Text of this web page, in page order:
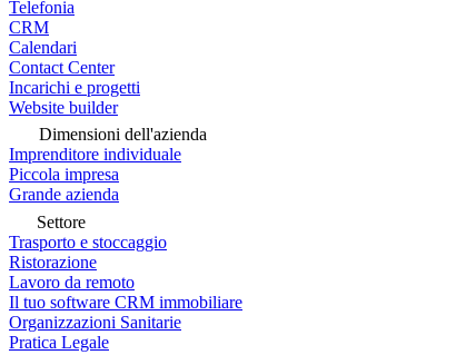
Telefonia
CRM
Calendari
Contact Center
Incarichi e progetti
Website builder
Dimensioni dell'azienda
Imprenditore individuale
Piccola impresa
Grande azienda
Settore
Trasporto e stoccaggio
Ristorazione
Lavoro da remoto
Il tuo software CRM immobiliare
Organizzazioni Sanitarie
Pratica Legale